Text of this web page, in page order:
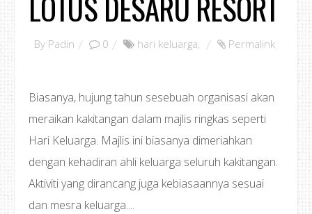
By Padin 0 hari keluarga, Permalink
Biasanya, hujung tahun sesebuah organisasi akan
meraikan kakitangan dalam majlis ringkas seperti
Hari Keluarga. Majlis ini biasanya dimeriahkan
dengan kehadiran ahli keluarga seluruh kakitangan.
Aktiviti yang dirancang juga kebiasaannya sesuai
dan mesra keluarga....